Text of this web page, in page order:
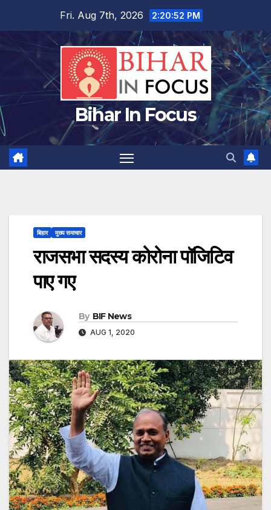
content
Fri. Aug 7th, 2026 2:20:52 PM
Bihar In Focus
बिहार मुख्य समाचार
राजसभा सदस्य कोरोना पॉजिटिव
पाए गए
By BIF News
AUG 1, 2020